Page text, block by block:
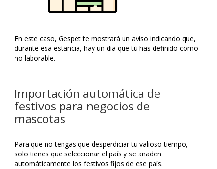
En este caso, Gespet te mostrará un aviso indicando que,
durante esa estancia, hay un día que tú has definido como
no laborable.
Importación automática de
festivos para negocios de
mascotas
Para que no tengas que desperdiciar tu valioso tiempo,
solo tienes que seleccionar el país y se añaden
automáticamente los festivos fijos de ese país.